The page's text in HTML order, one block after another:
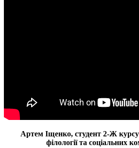
Артем Іщенко, студент 2-Ж
філології та соціальних